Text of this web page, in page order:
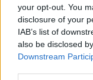
your opt-out. You
disclosure of your
IAB’s list of
also be disclosed
Downstream
rovatunk Az
a cikkünkben
19. Az utolsó
orosz támadás